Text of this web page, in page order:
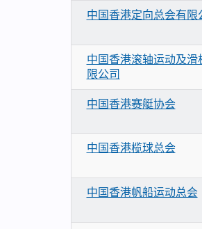
中国香港定向总会有限
中国香港滚轴运动及滑
限公司
中国香港赛艇协会
中国香港榄球总会
中国香港帆船运动总会